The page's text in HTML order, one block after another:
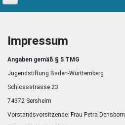
Startseite
Jugendnetz
Freizeit & Reisen
Mentoren & Projekte
Vor Ort
Impressum
Angaben gemäß § 5 TMG
Jugendstiftung Baden-Württemberg
Schlossstrasse 23
74372 Sersheim
Vorstandsvorsitzende: Frau Petra Densborn